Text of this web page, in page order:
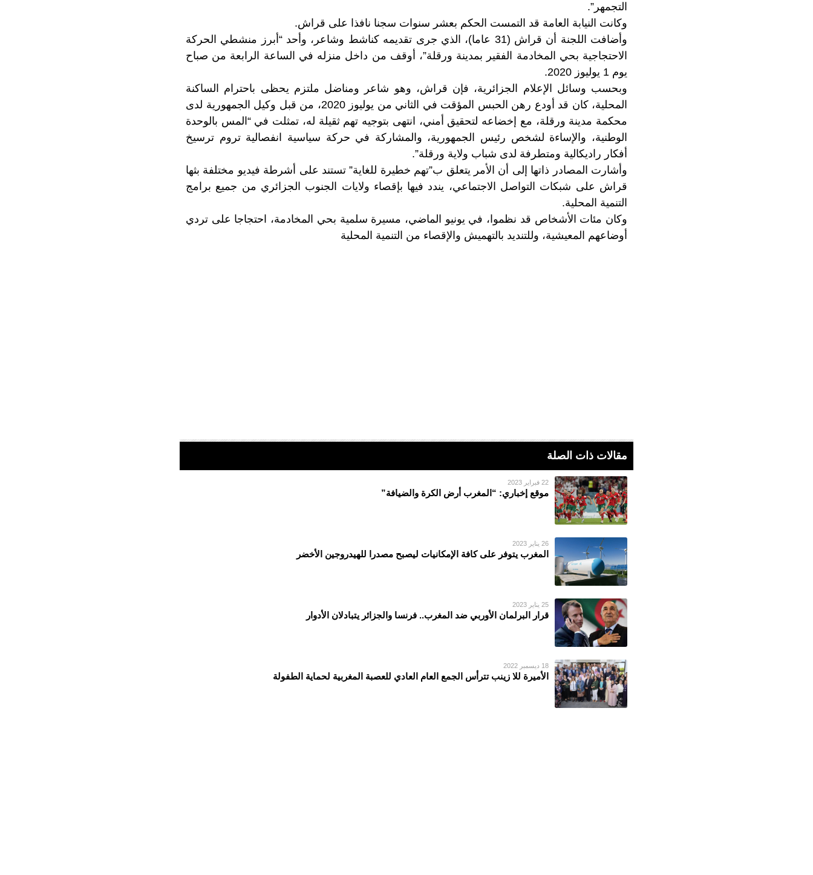
التجمهر”.
وكانت النيابة العامة قد التمست الحكم بعشر سنوات سجنا نافذا على قراش.
وأضافت اللجنة أن قراش (31 عاما)، الذي جرى تقديمه كناشط وشاعر، وأحد “أبرز منشطي الحركة
الاحتجاجية بحي المخادمة الفقير بمدينة ورقلة”، أوقف من داخل منزله في الساعة الرابعة من صباح
يوم 1 يوليوز 2020.
وبحسب وسائل الإعلام الجزائرية، فإن قراش، وهو شاعر ومناضل ملتزم يحظى باحترام الساكنة
المحلية، كان قد أودع رهن الحبس المؤقت في الثاني من يوليوز 2020، من قبل وكيل الجمهورية لدى
محكمة مدينة ورقلة، مع إخضاعه لتحقيق أمني، انتهى بتوجيه تهم ثقيلة له، تمثلت في “المس بالوحدة
الوطنية، والإساءة لشخص رئيس الجمهورية، والمشاركة في حركة سياسية انفصالية تروم ترسيخ
أفكار راديكالية ومتطرفة لدى شباب ولاية ورقلة”.
وأشارت المصادر ذاتها إلى أن الأمر يتعلق ب”تهم خطيرة للغاية” تستند على أشرطة فيديو مختلفة بثها
قراش على شبكات التواصل الاجتماعي، يندد فيها بإقصاء ولايات الجنوب الجزائري من جميع برامج
التنمية المحلية.
وكان مئات الأشخاص قد نظموا، في يونيو الماضي، مسيرة سلمية بحي المخادمة، احتجاجا على تردي
أوضاعهم المعيشية، وللتنديد بالتهميش والإقصاء من التنمية المحلية
مقالات ذات الصلة
22 فبراير 2023
موقع إخباري: “المغرب أرض الكرة والضيافة”
26 يناير 2023
المغرب يتوفر على كافة الإمكانيات ليصبح مصدرا للهيدروجين الأخضر
25 يناير 2023
قرار البرلمان الأوربي ضد المغرب.. فرنسا والجزائر يتبادلان الأدوار
18 ديسمبر 2022
الأمیرة للا زینب تترأس الجمع العام العادي للعصبة المغربیة لحمایة الطفولة